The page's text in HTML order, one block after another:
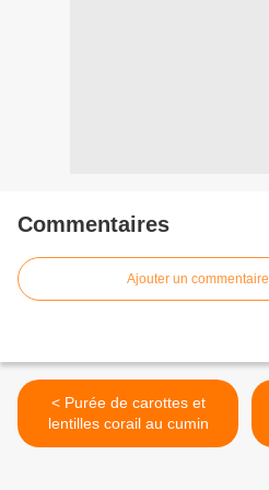
Commentaires
Ajouter un commentaire
< Purée de carottes et
lentilles corail au cumin